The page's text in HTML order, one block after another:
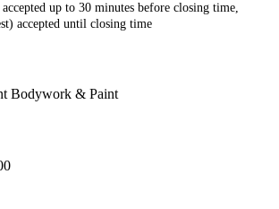
up to 30 minutes before closing time,
accepted until closing time
Bodywork & Paint